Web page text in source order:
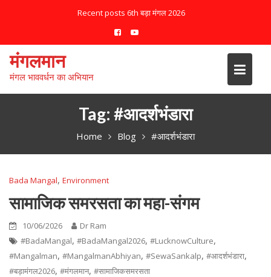
c
e
Recent posts कॉर्पोरेट जगत ने पेश की मिसाल
मंगलमान
मंगल भाववर्धन का अभियान
Tag: #आदर्शभंडारा
Home Blog #आदर्शभंडारा
Bada Mangal, Environment
सामाजिक समरसता का महा-संगम
10/06/2026
Dr Ram
#BadaMangal, #BadaMangal2026, #LucknowCulture,
#Mangalman, #MangalmanAbhiyan, #SewaSankalp, #आदर्शभंडारा,
#बड़ामंगल2026, #मंगलमान, #सामाजिकसमरसता